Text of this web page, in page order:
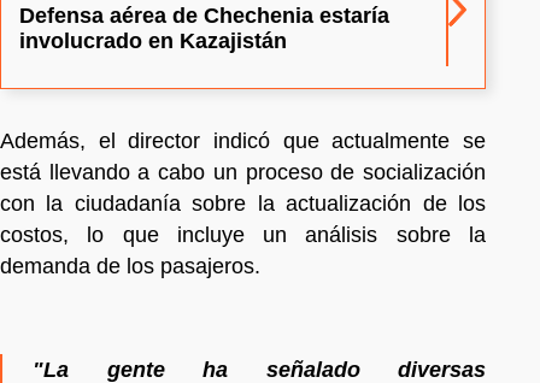
Defensa aérea de Chechenia estaría
involucrado en Kazajistán
Además, el director indicó que actualmente se
está llevando a cabo un proceso de socialización
con la ciudadanía sobre la actualización de los
costos, lo que incluye un análisis sobre la
demanda de los pasajeros.
"La gente ha señalado diversas